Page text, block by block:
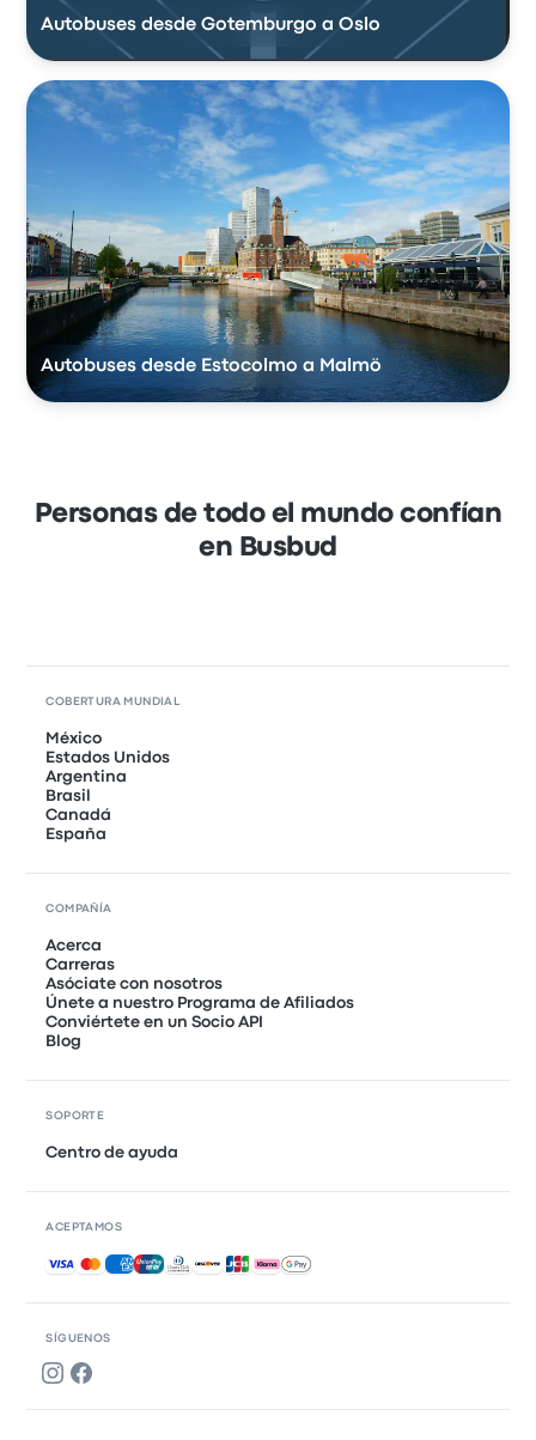
Autobuses desde Gotemburgo a Oslo
Autobuses desde Estocolmo a Malmö
Personas de todo el mundo confían
en Busbud
SÍGUENOS
COBERTURA MUNDIAL
México
Estados Unidos
Argentina
Brasil
Canadá
España
COMPAÑÍA
Acerca
Carreras
Asóciate con nosotros
Únete a nuestro Programa de Afiliados
Conviértete en un Socio API
Blog
SOPORTE
Centro de ayuda
ACEPTAMOS
Pagos aceptados